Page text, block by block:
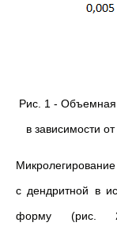
Рис. 1 - Объемная
в зависимости
с дендритной в
форму (рис.